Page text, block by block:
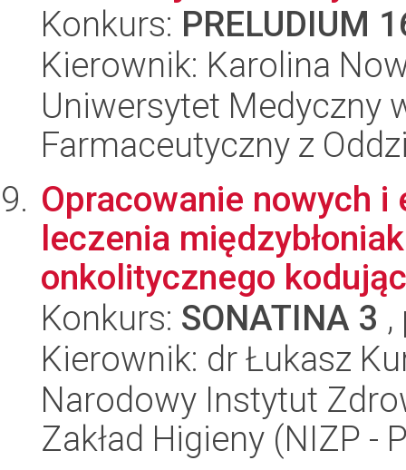
Konkurs: PRELUDIUM
Kierownik: Karolina
Uniwersytet Medyczny
Farmaceutyczny z
Opracowanie nowych
leczenia
onkolitycznego
Konkurs: SONATINA 3
Kierownik: dr Łukasz
Narodowy Instytut
Zakład Higieny (NIZP -